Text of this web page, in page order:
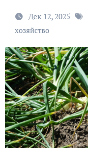
Дек 12, 2025
хозяйство